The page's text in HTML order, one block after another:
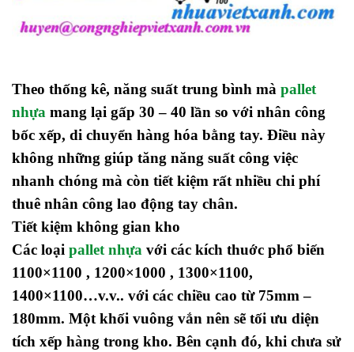
Theo thống kê, năng suất trung bình mà pallet
nhựa mang lại gấp 30 – 40 lần so với nhân công
bốc xếp, di chuyển hàng hóa bằng tay. Điều này
không những giúp tăng năng suất công việc
nhanh chóng mà còn tiết kiệm rất nhiều chi phí
thuê nhân công lao động tay chân.
Tiết kiệm không gian kho
Các loại pallet nhựa với các kích thuớc phổ biến
1100×1100 , 1200×1000 , 1300×1100,
1400×1100…v.v.. với các chiều cao từ 75mm –
180mm. Một khối vuông vắn nên sẽ tối ưu diện
tích xếp hàng trong kho. Bên cạnh đó, khi chưa sử